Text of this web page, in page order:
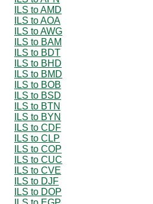
ILS to AMD
ILS to AOA
ILS to AWG
ILS to BAM
ILS to BDT
ILS to BHD
ILS to BMD
ILS to BOB
ILS to BSD
ILS to BTN
ILS to BYN
ILS to CDF
ILS to CLP
ILS to COP
ILS to CUC
ILS to CVE
ILS to DJF
ILS to DOP